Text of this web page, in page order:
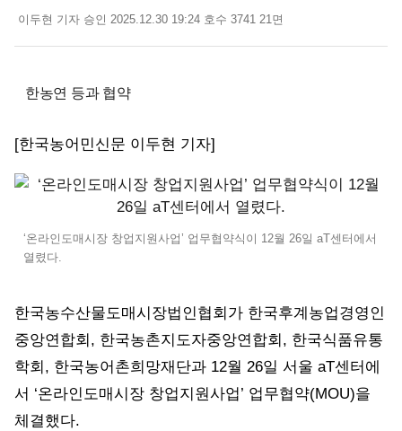
이두현 기자 승인 2025.12.30 19:24 호수 3741 21면
한농연 등과 협약
[한국농어민신문 이두현 기자]
‘온라인도매시장 창업지원사업’ 업무협약식이 12월 26일 aT센터에서
열렸다.
한국농수산물도매시장법인협회가 한국후계농업경영인
중앙연합회, 한국농촌지도자중앙연합회, 한국식품유통
학회, 한국농어촌희망재단과 12월 26일 서울 aT센터에
서 ‘온라인도매시장 창업지원사업’ 업무협약(MOU)을
체결했다.